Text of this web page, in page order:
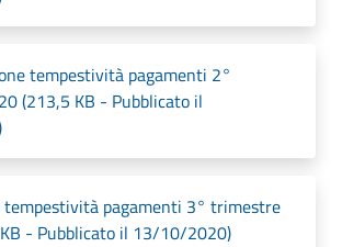
tempestività pagamenti 2°
(213,5 KB - Pubblicato il
tempestività pagamenti 3° trimestre
- Pubblicato il 13/10/2020)